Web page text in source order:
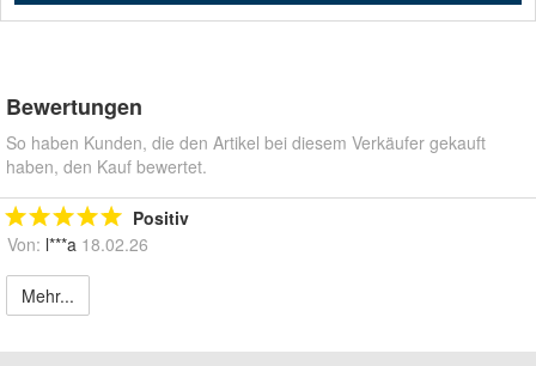
Bewertungen
So haben Kunden, die den Artikel bei diesem Verkäufer gekauft
haben, den Kauf bewertet.
Positiv
Von: l***a 18.02.26
Mehr...